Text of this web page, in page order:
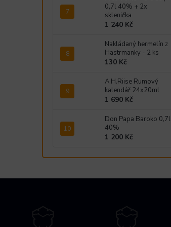
0,7l 40% + 2x
sklenička
1 240 Kč
Nakládaný hermelín z
Hastrmanky - 2 ks
130 Kč
A.H.Riise Rumový
kalendář 24x20ml
1 690 Kč
Don Papa Baroko 0,7l
40%
1 200 Kč